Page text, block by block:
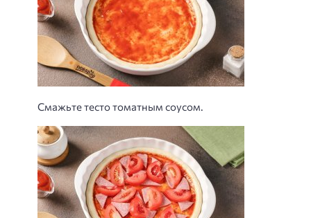
Смажьте тесто томатным соусом.